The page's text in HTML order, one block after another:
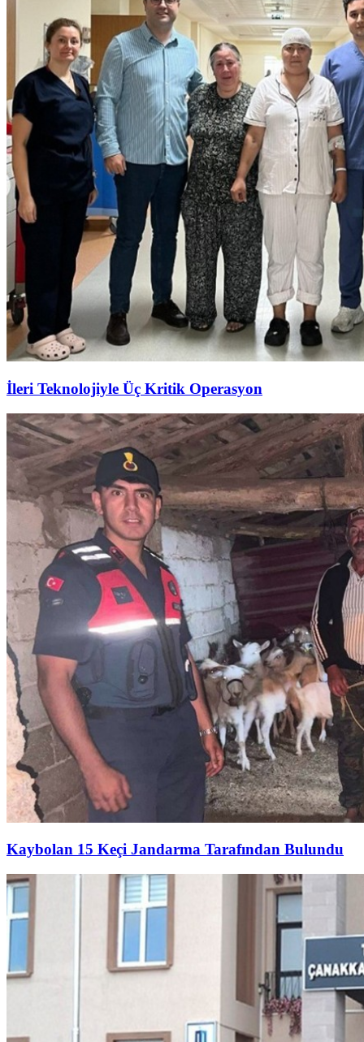
İleri Teknolojiyle Üç Kritik Operasyon
Kaybolan 15 Keçi Jandarma Tarafından Bulundu